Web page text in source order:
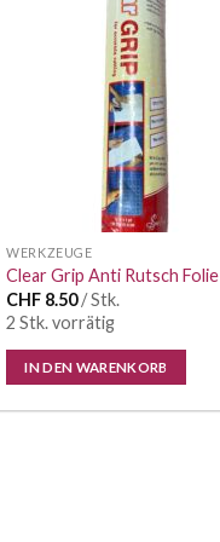
WERKZEUGE
Clear Grip Anti Rutsch Folie
CHF 8.50/ Stk.
2 Stk. vorrätig
IN DEN WARENKORB